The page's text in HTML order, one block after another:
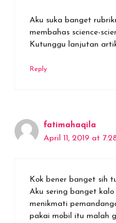
Aku suka banget
membahas science-
Kutunggu lanjutan
Reply
fatimahaqila
April 11, 2019 at
Kok bener banget sih
Aku sering banget
menikmati
pakai mobil itu malah